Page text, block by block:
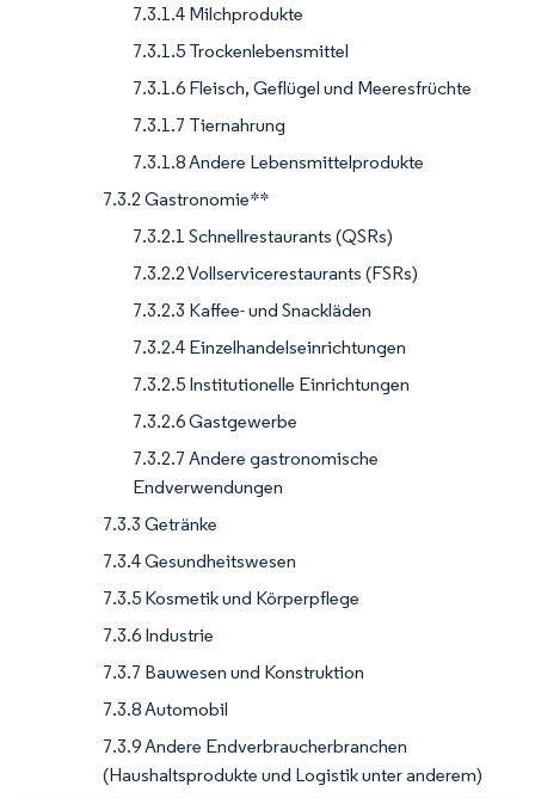
7.3.1.4 Milchprodukte
7.3.1.5 Trockenlebensmittel
7.3.1.6 Fleisch, Geflügel und Meeresfrüchte
7.3.1.7 Tiernahrung
7.3.1.8 Andere Lebensmittelprodukte
7.3.2 Gastronomie**
7.3.2.1 Schnellrestaurants (QSRs)
7.3.2.2 Vollservicerestaurants (FSRs)
7.3.2.3 Kaffee- und Snackläden
7.3.2.4 Einzelhandelseinrichtungen
7.3.2.5 Institutionelle Einrichtungen
7.3.2.6 Gastgewerbe
7.3.2.7 Andere gastronomische
Endverwendungen
7.3.3 Getränke
7.3.4 Gesundheitswesen
7.3.5 Kosmetik und Körperpflege
7.3.6 Industrie
7.3.7 Bauwesen und Konstruktion
7.3.8 Automobil
7.3.9 Andere Endverbraucherbranchen
(Haushaltsprodukte und Logistik unter anderem)